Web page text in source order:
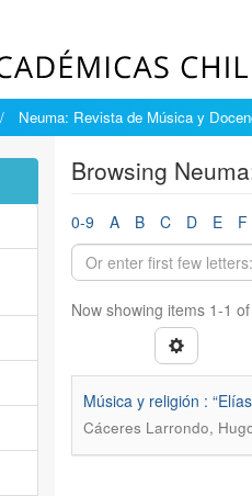
Neuma: Revista de Música y
Browsing
0-9 A B C D E F
Now showing items 1-1 of
Música y religión :
Cáceres Larrondo,